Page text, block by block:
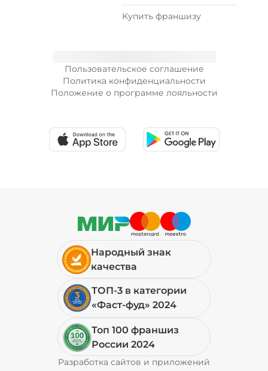
Пользовательское соглашение
Политика конфиденциальности
Положение о программе лояльности
Купить франшизу
Народный знак
качества
ТОП-3 в категории
«Фаст-фуд» 2024
Топ 100 франшиз
России 2024
Разработка сайтов и приложений
Pyrobyte